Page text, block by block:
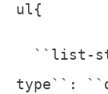
ul{
``list-
type``: